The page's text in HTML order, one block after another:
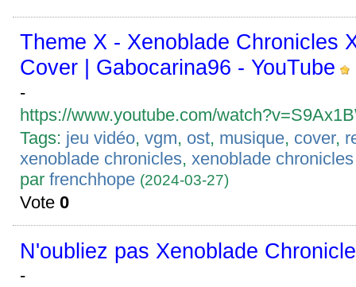
Theme X - Xenoblade Chronicles
Cover | Gabocarina96 - YouTube
-
https://www.youtube.com/
Tags: jeu vidéo,vgm, ost, musique, cover,
xenoblade chronicles,xenoblade
parfrenchhope (2024-03-27)
Vote0
N'oubliez pas Xenoblade
-